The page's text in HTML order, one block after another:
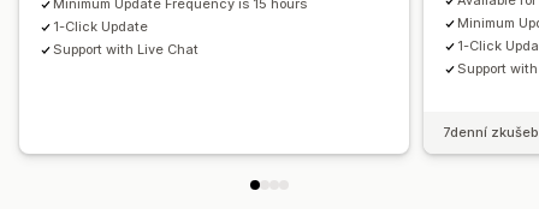
Minimum Update Frequency is 15 hours
1-Click Update
Support with Live Chat
Minimum
1-Click
Support
7denní